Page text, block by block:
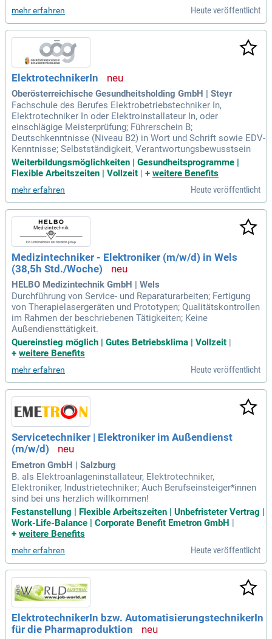
mehr erfahren Heute veröffentlicht
ElektrotechnikerIn
Oberösterreichische Gesundheitsholding GmbH | Steyr
Fachschule des Berufes Elektrobetriebstechniker In,
Elektrotechniker In oder Elektroinstallateur In, oder
einschlägige Meisterprüfung; Führerschein B;
Deutschkenntnisse (Niveau B2) in Wort und Schrift sowie EDV-
Kenntnisse; Selbstständigkeit, Verantwortungsbewusstsein
Weiterbildungsmöglichkeiten | Gesundheitsprogramme |
Flexible Arbeitszeiten | Vollzeit | + weitere Benefits
mehr erfahren Heute veröffentlicht
Medizintechniker - Elektroniker (m/w/d) in Wels
(38,5h Std./Woche)
HELBO Medizintechnik GmbH | Wels
Durchführung von Service- und Reparaturarbeiten; Fertigung
von Therapielasergeräten und Prototypen; Qualitätskontrollen
im Rahmen der beschriebenen Tätigkeiten; Keine
Außendiensttätigkeit.
Quereinstieg möglich | Gutes Betriebsklima | Vollzeit
+ weitere Benefits
mehr erfahren Heute veröffentlicht
Servicetechniker | Elektroniker im Außendienst
(m/w/d)
Emetron GmbH | Salzburg
B. als Elektroanlageninstallateur, Elektrotechniker,
Elektroniker, Industrietechniker; Auch Berufseinsteiger*innen
sind bei uns herzlich willkommen!
Festanstellung | Flexible Arbeitszeiten | Unbefristeter Vertrag |
Work-Life-Balance | Corporate Benefit Emetron GmbH |
+ weitere Benefits
mehr erfahren Heute veröffentlicht
ElektrotechnikerIn bzw. AutomatisierungstechnikerIn
für die Pharmaproduktion